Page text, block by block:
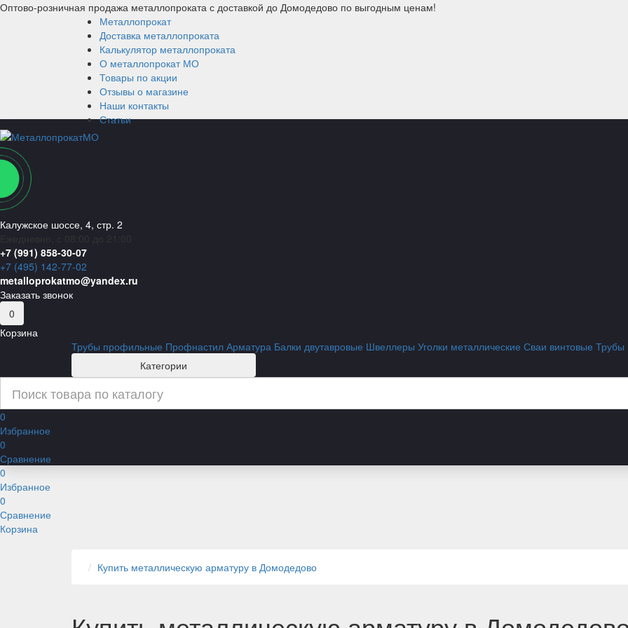
Оптово-розничная продажа металлопроката с доставкой до Домодедово по выгодным ценам!
Металлопрокат
Доставка металлопроката
Калькулятор металлопроката
О металлопрокат МО
Товары по акции
Отзывы о магазине
Наши контакты
Статьи
Калужское шоссе, 4, стр. 2
+7 (991) 858-30-07
+7 (495) 142-77-02
metalloprokatmo@yandex.ru
Заказать звонок
0
Корзина
Трубы профильные Профнастил Арматура Балки двутавровые Швеллеры Уголки металлические Сваи винтовые Трубы
Категории
0
Избранное
0
Сравнение
0
Избранное
0
Сравнение
Корзина
Купить металлическую арматуру в Домодедово